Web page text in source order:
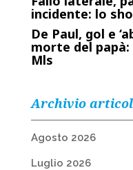
incidente: lo
De Paul, gol e
morte del
Mls
Archivio
Agosto 2026
Luglio 2026